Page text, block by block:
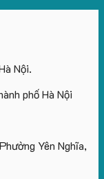
Nội.
phố Hà Nội
Yên Nghĩa,